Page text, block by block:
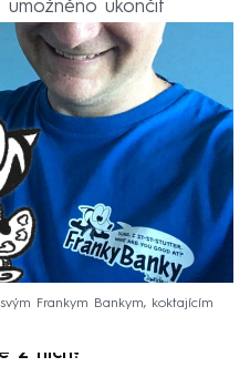
umožněno ukončit
Frankym Bankym, koktajícím
z nich?